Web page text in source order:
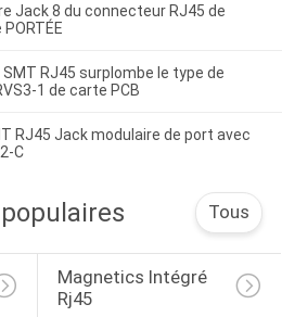
Jack 8 du connecteur RJ45 de
RJ45 surplombe le type de
1 de carte PCB
RJ45 Jack modulaire de port avec
C
Tous
Magnetics Intégré
Rj45